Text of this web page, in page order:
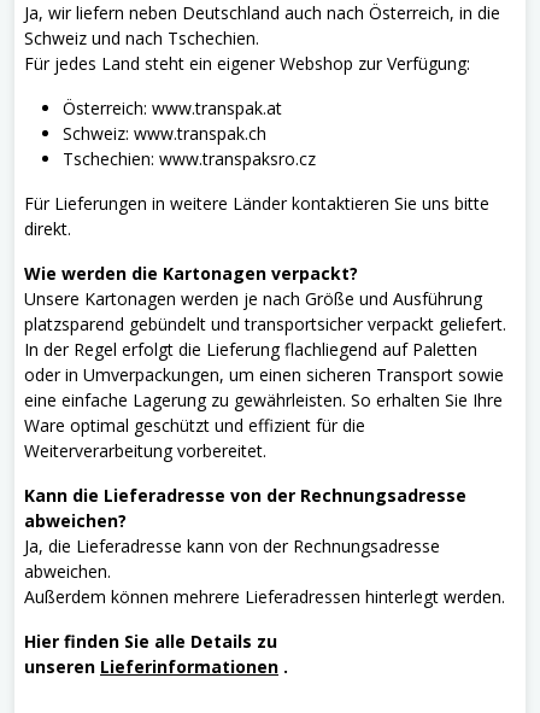
Ja, wir liefern neben Deutschland auch nach Österreich, in die
Schweiz und nach Tschechien.
Für jedes Land steht ein eigener Webshop zur Verfügung:
Österreich: www.transpak.at
Schweiz: www.transpak.ch
Tschechien: www.transpaksro.cz
Für Lieferungen in weitere Länder kontaktieren Sie uns bitte
direkt.
Wie werden die Kartonagen verpackt?
Unsere Kartonagen werden je nach Größe und Ausführung
platzsparend gebündelt und transportsicher verpackt geliefert.
In der Regel erfolgt die Lieferung flachliegend auf Paletten
oder in Umverpackungen, um einen sicheren Transport sowie
eine einfache Lagerung zu gewährleisten. So erhalten Sie Ihre
Ware optimal geschützt und effizient für die
Weiterverarbeitung vorbereitet.
Kann die Lieferadresse von der Rechnungsadresse
abweichen?
Ja, die Lieferadresse kann von der Rechnungsadresse
abweichen.
Außerdem können mehrere Lieferadressen hinterlegt werden.
Hier finden Sie alle Details zu
unseren Lieferinformationen .